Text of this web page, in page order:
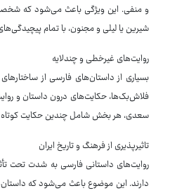
و منفی. این ویژگی باعث می‌شود که
شیرین یا لیلی و مجنون، با تمام
روایت‌های غیرخطی و چندلایه
بسیاری از داستان‌های فارسی از
فلاش‌بک‌ها، حکایت‌های درون داستان و
سعدی، هر بخش شامل چندین حکایت کوتاه
تاثیرپذیری از فرهنگ و تاریخ ایران
روایت‌های داستانی فارسی به شدت تحت
دارند. این موضوع باعث می‌شود که داستان‌ها